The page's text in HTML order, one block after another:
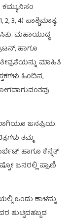
3, 4) ಪಾಶ್ಚಿಮಾತ್ಯ
ಮಹಾಯುದ್ಧ
ಹಾಗೂ
ಮಾಹಿತಿ
ಹಿಂದಿನ,
ಜನಪ್ರಿಯ.
ತಮ್ಮ
ಹಾಗೂ ಕೆನ್ನೆತ್
ಜನರಲ್ಲಿ ಪ್ರಾಣಿ
ಒಂದು ಕಾಳನ್ನು
ಹುಟ್ಟಿದಹಬ್ಬದ